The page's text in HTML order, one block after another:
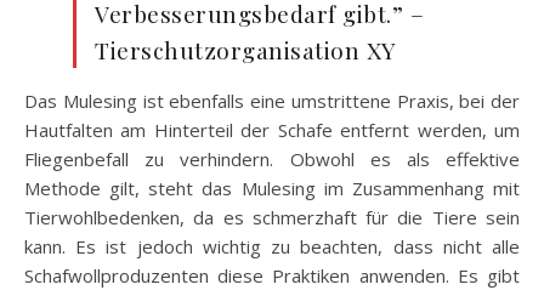
Verbesserungsbedarf gibt.” –
Tierschutzorganisation XY
Das Mulesing ist ebenfalls eine umstrittene Praxis, bei der
Hautfalten am Hinterteil der Schafe entfernt werden, um
Fliegenbefall zu verhindern. Obwohl es als effektive
Methode gilt, steht das Mulesing im Zusammenhang mit
Tierwohlbedenken, da es schmerzhaft für die Tiere sein
kann. Es ist jedoch wichtig zu beachten, dass nicht alle
Schafwollproduzenten diese Praktiken anwenden. Es gibt